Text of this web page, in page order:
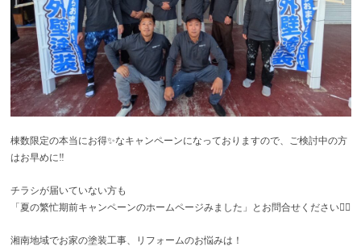
棟数限定の本当にお得✨なキャンペーンになっておりますので、ご検討中の方
はお早めに‼️
チラシが届いていない方も
「夏の繁忙期前キャンペーンのホームページみました」とお問合せください🙇‍♂️
湘南地域でお家の塗装工事、リフォームのお悩みは！